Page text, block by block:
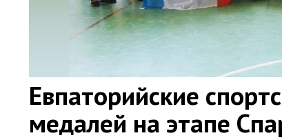
Евпаторийские
медалей на этапе